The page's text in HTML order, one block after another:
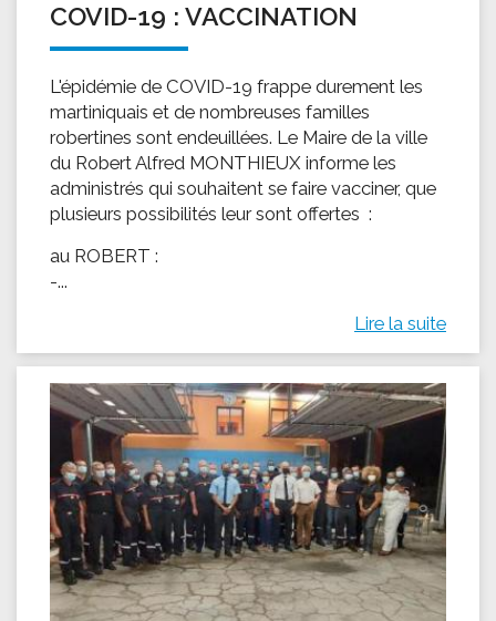
COVID-19 : VACCINATION
L'épidémie de COVID-19 frappe durement les
martiniquais et de nombreuses familles
robertines sont endeuillées. Le Maire de la ville
du Robert Alfred MONTHIEUX informe les
administrés qui souhaitent se faire vacciner, que
plusieurs possibilités leur sont offertes :
au ROBERT :
-...
Lire la suite